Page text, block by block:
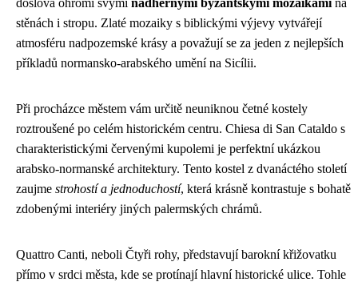
stěnách i stropu. Zlaté mozaiky s biblickými výjevy vytvářejí
atmosféru nadpozemské krásy a považují se za jeden z nejlepších
příkladů normansko-arabského umění na Sicílii.
Při procházce městem vám určitě neuniknou četné kostely
roztroušené po celém historickém centru. Chiesa di San Cataldo s
charakteristickými červenými kupolemi je perfektní ukázkou
arabsko-normanské architektury. Tento kostel z dvanáctého století
zaujme strohostí a jednoduchostí, která krásně kontrastuje s bohatě
zdobenými interiéry jiných palermských chrámů.
Quattro Canti, neboli Čtyři rohy, představují barokní křižovatku
přímo v srdci města, kde se protínají hlavní historické ulice. Tohle